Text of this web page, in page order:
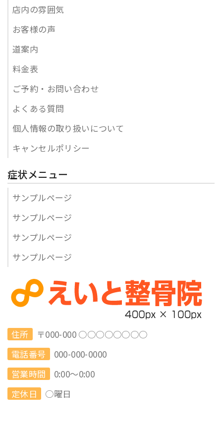
店内の雰囲気
お客様の声
道案内
料金表
ご予約・お問い合わせ
よくある質問
個人情報の取り扱いについて
キャンセルポリシー
症状メニュー
サンプルページ
サンプルページ
サンプルページ
サンプルページ
住所
〒000-000 ○○○○○○○○
電話番号
000-000-0000
営業時間
0:00～0:00
定休日
○曜日